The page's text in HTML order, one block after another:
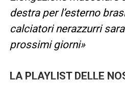
destra per l’esterno
calciatori nerazzurri
prossimi giorni»
LA PLAYLIST DELLE